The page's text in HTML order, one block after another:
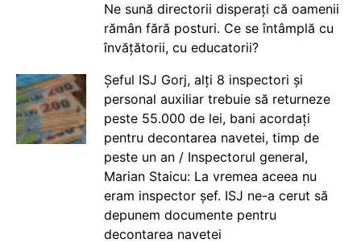
Ne sună directorii disperați că oamenii
rămân fără posturi. Ce se întâmplă cu
învățătorii, cu educatorii?
Șeful ISJ Gorj, alți 8 inspectori și
personal auxiliar trebuie să returneze
peste 55.000 de lei, bani acordați
pentru decontarea navetei, timp de
peste un an / Inspectorul general,
Marian Staicu: La vremea aceea nu
eram inspector șef. ISJ ne-a cerut să
depunem documente pentru
decontarea navetei